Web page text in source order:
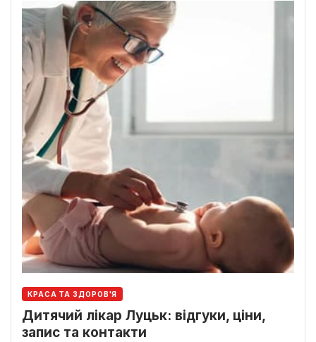
КРАСА ТА ЗДОРОВ'Я
Дитячий лікар Луцьк: відгуки, ціни,
запис та контакти